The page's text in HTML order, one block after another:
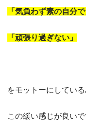
「気負わず素の自分で
「頑張り過ぎない」
をモットーにしている
この緩い感じが良いで